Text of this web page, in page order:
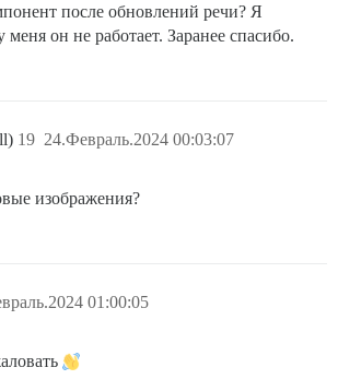
после обновлений речи? Я
меня он не работает. Заранее спасибо.
24.Февраль.2024 00:03:07
19
изображения?
01:00:05